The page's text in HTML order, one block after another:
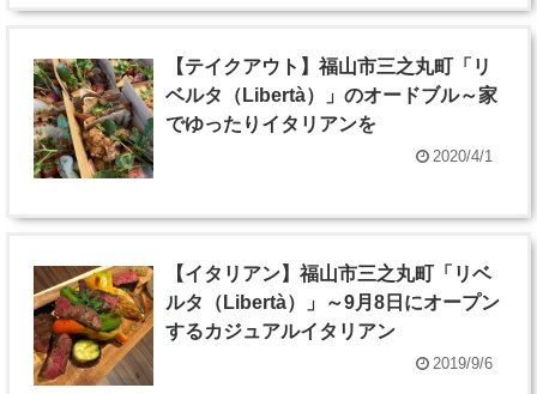
【テイクアウト】福山市三之丸町「リ
ベルタ（Libertà）」のオードブル～家
でゆったりイタリアンを
2020/4/1
【イタリアン】福山市三之丸町「リベ
ルタ（Libertà）」～9月8日にオープン
するカジュアルイタリアン
2019/9/6